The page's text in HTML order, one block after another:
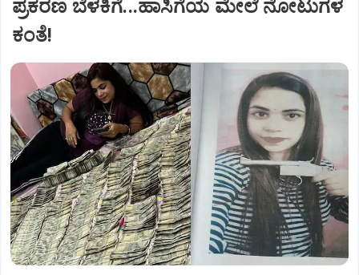
ಪ್ರಕರಣ ಬೆಳಕಿಗೆ...ಹಾಸಿಗೆಯ ಮೇಲೆ ನೋಟುಗಳ
ಕಂತೆ!